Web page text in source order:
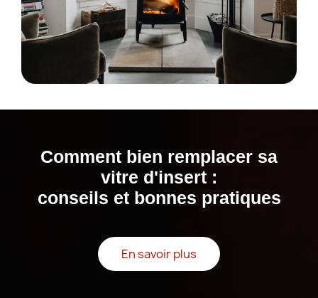
Comment bien remplacer sa
vitre d'insert :
conseils et bonnes pratiques
En savoir plus